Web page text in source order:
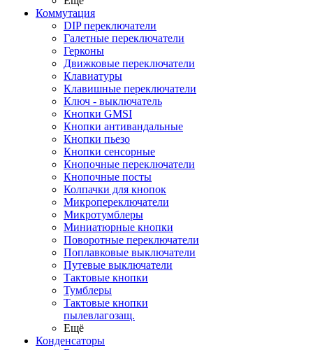
Коммутация
DIP переключатели
Галетные переключатели
Герконы
Движковые переключатели
Клавиатуры
Клавишные переключатели
Ключ - выключатель
Кнопки GMSI
Кнопки антивандальные
Кнопки пьезо
Кнопки сенсорные
Кнопочные переключатели
Кнопочные посты
Колпачки для кнопок
Микропереключатели
Микротумблеры
Миниатюрные кнопки
Поворотные переключатели
Поплавковые выключатели
Путевые выключатели
Тактовые кнопки
Тумблеры
Тактовые кнопки
пылевлагозащ.
Ещё
Конденсаторы